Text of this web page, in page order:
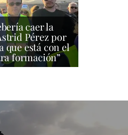
caer la
Pérez por
que está con el
formación”